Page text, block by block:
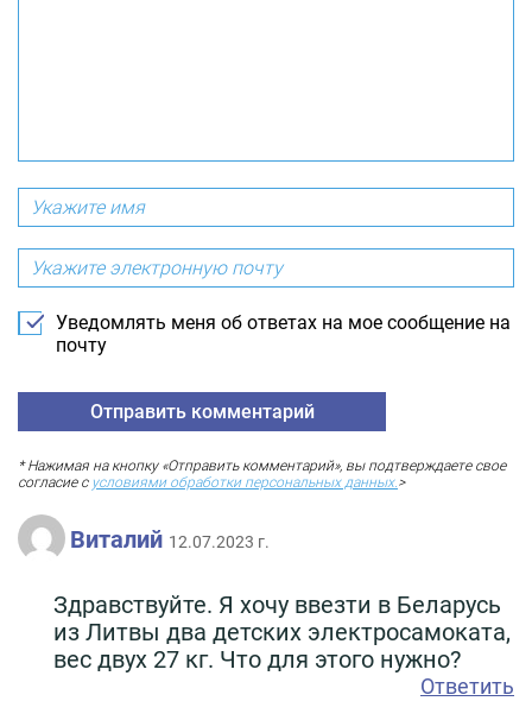
Уведомлять меня об ответах на мое сообщение на
почту
* Нажимая на кнопку «Отправить комментарий», вы подтверждаете свое
согласие с условиями обработки персональных данных.>
Виталий 12.07.2023 г.
Здравствуйте. Я хочу ввезти в Беларусь
из Литвы два детских электросамоката,
вес двух 27 кг. Что для этого нужно?
Ответить